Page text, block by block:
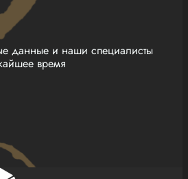
данные и наши специалисты
время